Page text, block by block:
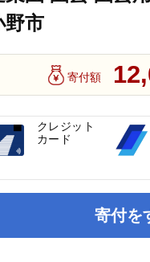
野市
寄付額
寄付を
クレジット
カード